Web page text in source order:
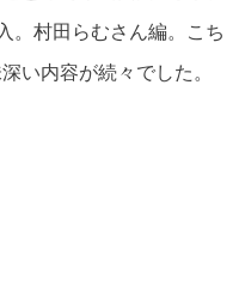
。村田らむさん編。こち
い内容が続々でした。